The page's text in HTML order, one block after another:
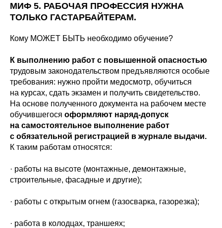
МИФ 5. РАБОЧАЯ ПРОФЕССИЯ НУЖНА
ТОЛЬКО ГАСТАРБАЙТЕРАМ.
Кому МОЖЕТ БЫТЬ необходимо обучение?
К выполнению работ с повышенной опасностью
трудовым законодательством предъявляются особые
требования: нужно пройти медосмотр, обучиться
на курсах, сдать экзамен и получить свидетельство.
На основе полученного документа на рабочем месте
обучившегося оформляют наряд-допуск
на самостоятельное выполнение работ
с обязательной регистрацией в журнале выдачи.
К таким работам относятся:
· работы на высоте (монтажные, демонтажные,
строительные, фасадные и другие);
· работы с открытым огнем (газосварка, газорезка);
· работа в колодцах, траншеях;